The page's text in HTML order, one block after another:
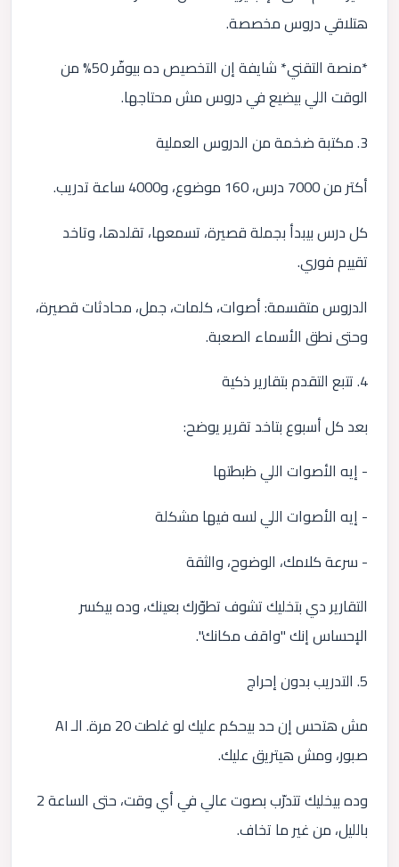
هتلاقي دروس مخصصة.
*منصة التقني* شايفة إن التخصيص ده بيوفّر 50% من
الوقت اللي بيضيع في دروس مش محتاجها.
3. مكتبة ضخمة من الدروس العملية
أكتر من 7000 درس، 160 موضوع، و4000 ساعة تدريب.
كل درس بيبدأ بجملة قصيرة، تسمعها، تقلدها، وتاخد
تقييم فوري.
الدروس متقسمة: أصوات، كلمات، جمل، محادثات قصيرة،
وحتى نطق الأسماء الصعبة.
4. تتبع التقدم بتقارير ذكية
بعد كل أسبوع بتاخد تقرير يوضح:
- إيه الأصوات اللي ظبطتها
- إيه الأصوات اللي لسه فيها مشكلة
- سرعة كلامك، الوضوح، والثقة
التقارير دي بتخليك تشوف تطوّرك بعينك، وده بيكسر
الإحساس إنك "واقف مكانك".
5. التدريب بدون إحراج
مش هتحس إن حد بيحكم عليك لو غلطت 20 مرة. الـ AI
صبور، ومش هيتريق عليك.
وده بيخليك تتدرّب بصوت عالي في أي وقت، حتى الساعة 2
بالليل، من غير ما تخاف.